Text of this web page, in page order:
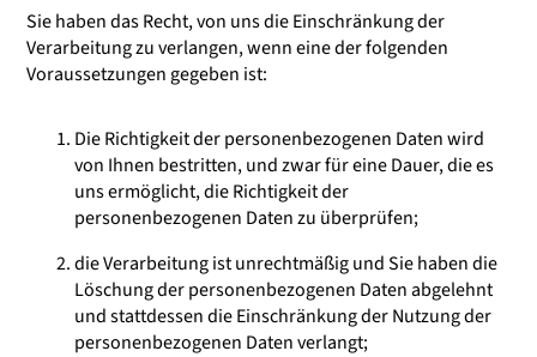
Sie haben das Recht, von uns die Einschränkung der
Verarbeitung zu verlangen, wenn eine der folgenden
Voraussetzungen gegeben ist:
Die Richtigkeit der personenbezogenen Daten wird
von Ihnen bestritten, und zwar für eine Dauer, die es
uns ermöglicht, die Richtigkeit der
personenbezogenen Daten zu überprüfen;
die Verarbeitung ist unrechtmäßig und Sie haben die
Löschung der personenbezogenen Daten abgelehnt
und stattdessen die Einschränkung der Nutzung der
personenbezogenen Daten verlangt;